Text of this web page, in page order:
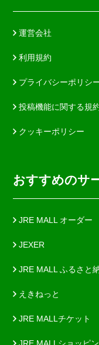
運営会社
利用規約
プライバシーポリシ
投稿機能に関する規
クッキーポリシー
おすすめのサ
JRE MALL オーダー
JEXER
JRE MALL ふるさと
えきねっと
JRE MALLチケット
JRE MALLショッピ